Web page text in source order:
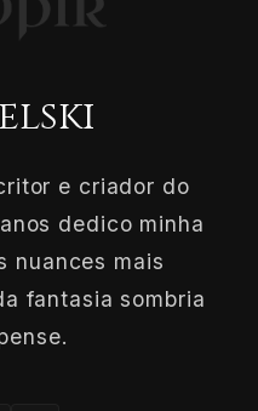
e criador do
dedico minha
nuances mais
fantasia sombria